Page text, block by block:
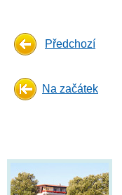
Předchozí
Na začátek